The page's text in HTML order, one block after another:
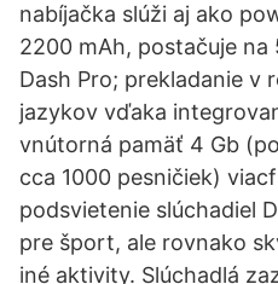
nabíjačka slúži aj ako
2200 mAh, postačuje
Dash Pro; prekladanie v
jazykov vďaka
vnútorná pamäť 4 Gb
cca 1000 pesničiek)
podsvietenie slúchadiel
pre šport, ale rovnako
iné aktivity. Slúchadlá